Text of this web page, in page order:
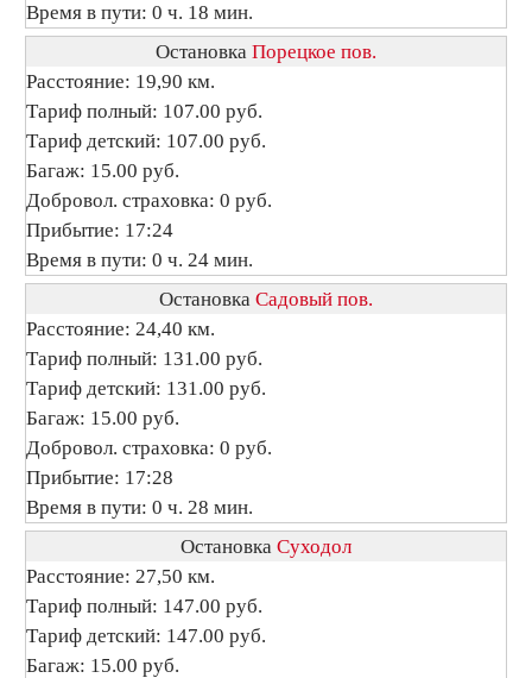
Время в пути: 0 ч. 18 мин.
Остановка Порецкое пов.
Расстояние: 19,90 км.
Тариф полный: 107.00 руб.
Тариф детский: 107.00 руб.
Багаж: 15.00 руб.
Добровол. страховка: 0 руб.
Прибытие: 17:24
Время в пути: 0 ч. 24 мин.
Остановка Садовый пов.
Расстояние: 24,40 км.
Тариф полный: 131.00 руб.
Тариф детский: 131.00 руб.
Багаж: 15.00 руб.
Добровол. страховка: 0 руб.
Прибытие: 17:28
Время в пути: 0 ч. 28 мин.
Остановка Суходол
Расстояние: 27,50 км.
Тариф полный: 147.00 руб.
Тариф детский: 147.00 руб.
Багаж: 15.00 руб.